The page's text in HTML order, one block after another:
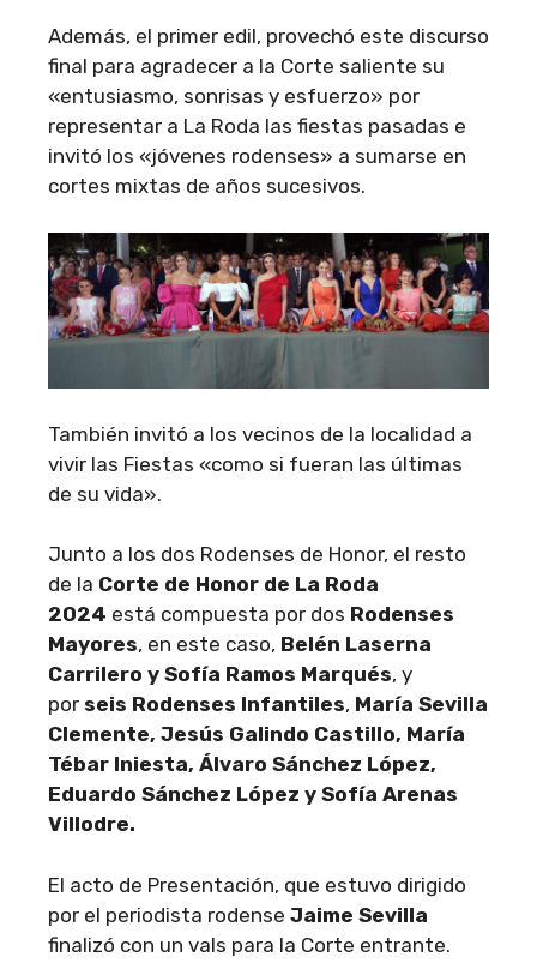
Además, el primer edil, provechó este discurso
final para agradecer a la Corte saliente su
«entusiasmo, sonrisas y esfuerzo» por
representar a La Roda las fiestas pasadas e
invitó los «jóvenes rodenses» a sumarse en
cortes mixtas de años sucesivos.
También invitó a los vecinos de la localidad a
vivir las Fiestas «como si fueran las últimas
de su vida».
Junto a los dos Rodenses de Honor, el resto
de la Corte de Honor de La Roda
2024 está compuesta por dos Rodenses
Mayores, en este caso, Belén Laserna
Carrilero y Sofía Ramos Marqués, y
por seis Rodenses Infantiles, María Sevilla
Clemente, Jesús Galindo Castillo, María
Tébar Iniesta, Álvaro Sánchez López,
Eduardo Sánchez López y Sofía Arenas
Villodre.
El acto de Presentación, que estuvo dirigido
por el periodista rodense Jaime Sevilla
finalizó con un vals para la Corte entrante.